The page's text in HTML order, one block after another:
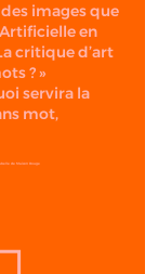
images que
en
critique d’art
? »
servira la
mot,
de Maison Rouge